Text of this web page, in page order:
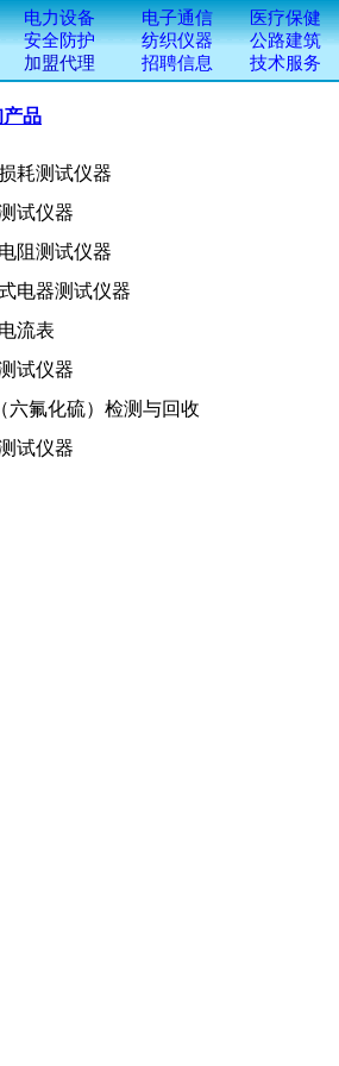
品
试仪器
仪器
试仪器
测试仪器
表
仪器
硫）检测与回收
仪器